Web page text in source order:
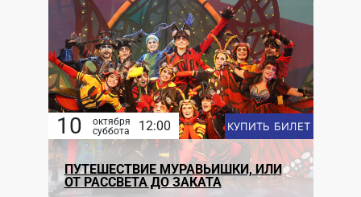
10
октября
суббота
12:00 КУПИТЬ БИЛЕТ
ПУТЕШЕСТВИЕ МУРАВЬИШКИ, ИЛИ
ОТ РАССВЕТА ДО ЗАКАТА